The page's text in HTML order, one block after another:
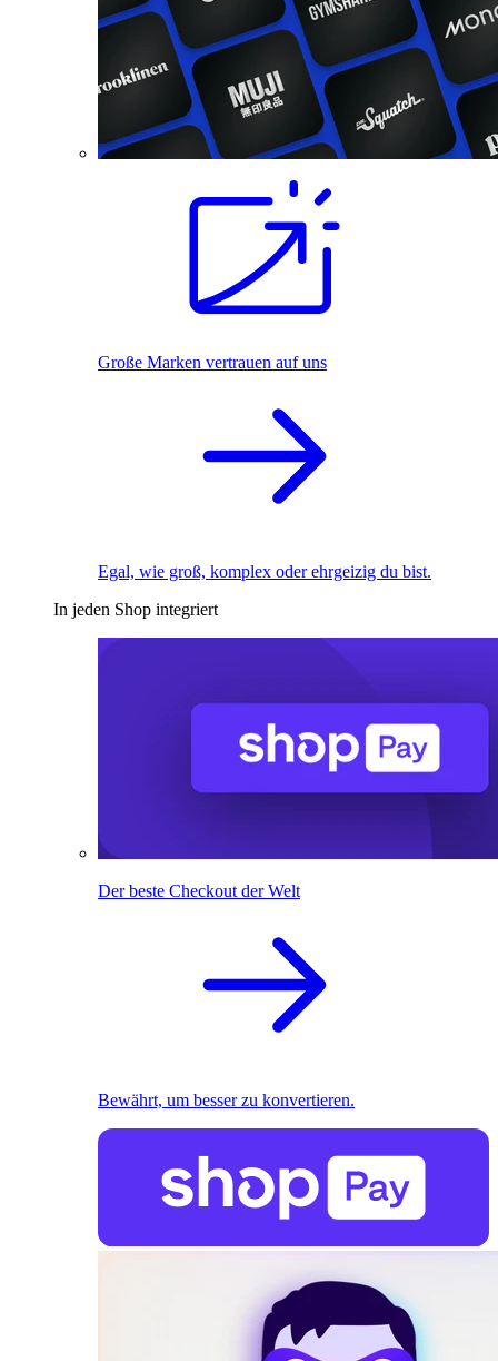
Große Marken vertrauen auf uns
Egal, wie groß, komplex oder ehrgeizig du bist.
In jeden Shop integriert
Der beste Checkout der Welt
Bewährt, um besser zu konvertieren.